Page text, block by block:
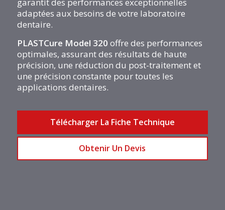
adaptées aux besoins de votre laboratoire
dentaire.
PLASTCure Model 320 offre des performances
optimales, assurant des résultats de haute
précision, une réduction du post-traitement et
une précision constante pour toutes les
applications dentaires.
Télécharger La Fiche Technique
Obtenir Un Devis